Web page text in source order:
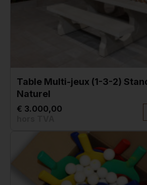
Table Multi-jeux (1-3-2)
Naturel
€ 3.000,00